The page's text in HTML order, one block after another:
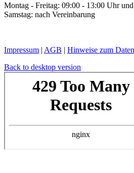
Montag - Freitag: 09:00 - 13:00 Uhr
Samstag: nach Vereinbarung
Impressum | AGB | Hinweise zum
Back to desktop version